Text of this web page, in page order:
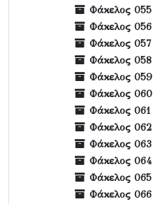
Φάκελος 055
Φάκελος 056
Φάκελος 057
Φάκελος 058
Φάκελος 059
Φάκελος 060
Φάκελος 061
Φάκελος 062
Φάκελος 063
Φάκελος 064
Φάκελος 065
Φάκελος 066